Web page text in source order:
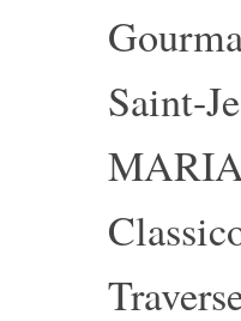
Saint-